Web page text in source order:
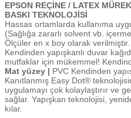
EPSON REÇİNE / LATEX
BASKI TEKNOLOJİSİ
Hassas ortamlarda kullanıma
(Sağlığa zararlı solvent vb.
Ölçüler en x boy olarak verilmiştir.
Kendinden yapışkanlı duvar
mutfaklar için mükemmel!
Mat yüzey | PVC Kendinden
Kanıtlanmış Easy Dot®
uygulamayı çok kolaylaştırır ve
sağlar. Yapışkan teknolojisi,
kılar.